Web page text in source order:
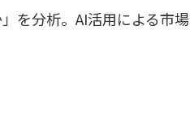
を分析。AI活用による市